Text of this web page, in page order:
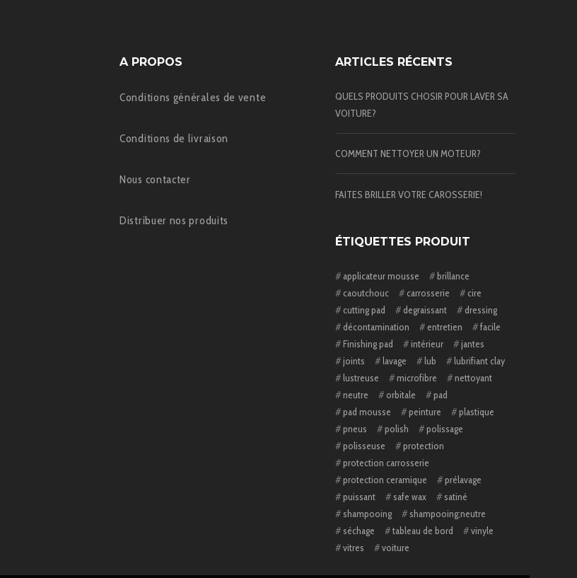
A PROPOS
Conditions générales de vente
Conditions de livraison
Nous contacter
Distribuer nos produits
ARTICLES RÉCENTS
QUELS PRODUITS CHOSIR POUR LAVER SA
VOITURE?
COMMENT NETTOYER UN MOTEUR?
FAITES BRILLER VOTRE CAROSSERIE!
ÉTIQUETTES PRODUIT
applicateur mousse
brillance
caoutchouc
carrosserie
cire
cutting pad
degraissant
dressing
décontamination
entretien
facile
Finishing pad
intérieur
jantes
joints
lavage lub
lubrifiant clay
lustreuse
microfibre
nettoyant
neutre
orbitale
pad
pad mousse
peinture
plastique
pneus
polish
polissage
polisseuse
protection
protection carrosserie
protection ceramique
prélavage
puissant
safe wax
satiné
shampooing
shampooing;neutre
séchage
tableau de bord
vinyle
vitres
voiture